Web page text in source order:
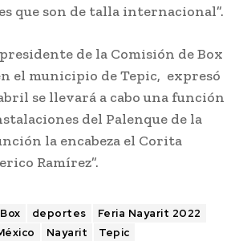
que son de talla internacional”.
de la Comisión de Box
el municipio de Tepic, expresó
se llevará a cabo una función
del Palenque de la
la encabeza el Corita
Ramírez”.
Box deportes
Feria Nayarit 2022
Nayarit Tepic